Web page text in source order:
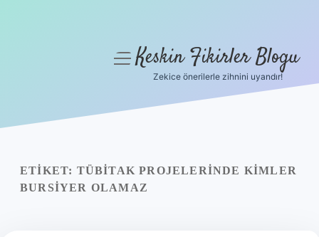
Yasal Uyarı
menüyüKeskin Fikirler Blogu
Zekice önerilerle zihnini uyandır!
ETIKET: TÜBİTAK PROJELERINDE KIMLER
BURSIYER OLAMAZ